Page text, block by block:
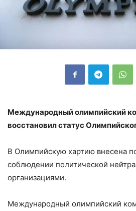
Международный олимпийский
восстановил статус
В Олимпийскую хартию внесена
соблюдении политической
организациями.
Международный олимпийский